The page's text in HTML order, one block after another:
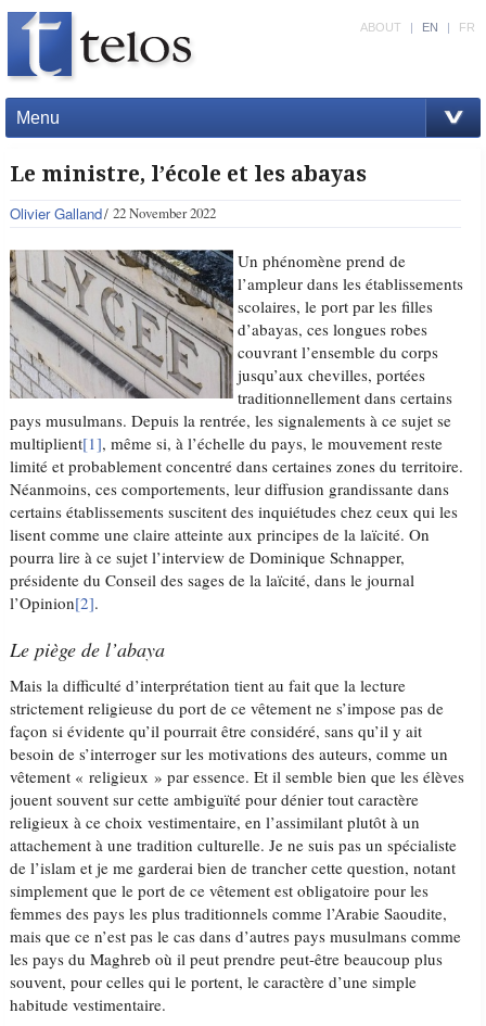
Menu
ABOUT | EN | FR
Le ministre, l’école et les abayas
Olivier Galland 22 November 2022
Un phénomène prend de
l’ampleur dans les établissements
scolaires, le port par les filles
d’abayas, ces longues robes
couvrant l’ensemble du corps
jusqu’aux chevilles, portées
traditionnellement dans certains
pays musulmans. Depuis la rentrée, les signalements à ce sujet se
multiplient[1], même si, à l’échelle du pays, le mouvement reste
limité et probablement concentré dans certaines zones du territoire.
Néanmoins, ces comportements, leur diffusion grandissante dans
certains établissements suscitent des inquiétudes chez ceux qui les
lisent comme une claire atteinte aux principes de la laïcité. On
pourra lire à ce sujet l’interview de Dominique Schnapper,
présidente du Conseil des sages de la laïcité, dans le journal
l’Opinion[2].
Le piège de l’abaya
Mais la difficulté d’interprétation tient au fait que la lecture
strictement religieuse du port de ce vêtement ne s’impose pas de
façon si évidente qu’il pourrait être considéré, sans qu’il y ait
besoin de s’interroger sur les motivations des auteurs, comme un
vêtement « religieux » par essence. Et il semble bien que les élèves
jouent souvent sur cette ambiguïté pour dénier tout caractère
religieux à ce choix vestimentaire, en l’assimilant plutôt à un
attachement à une tradition culturelle. Je ne suis pas un spécialiste
de l’islam et je me garderai bien de trancher cette question, notant
simplement que le port de ce vêtement est obligatoire pour les
femmes des pays les plus traditionnels comme l’Arabie Saoudite,
mais que ce n’est pas le cas dans d’autres pays musulmans comme
les pays du Maghreb où il peut prendre peut-être beaucoup plus
souvent, pour celles qui le portent, le caractère d’une simple
habitude vestimentaire.